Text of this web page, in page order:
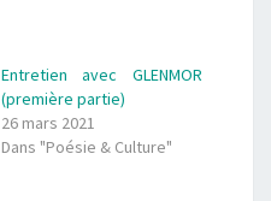
Entretien avec GLENMOR
(première partie)
26 mars 2021
Dans "Poésie & Culture"